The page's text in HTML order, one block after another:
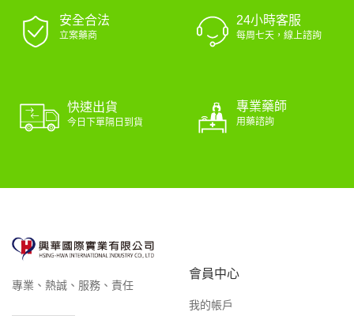
安全合法
立案藥商
24小時客服
每周七天，線上諮詢
快速出貨
今日下單隔日到貨
專業藥師
用藥諮詢
專業、熱誠、服務、責任
會員中心
我的帳戶